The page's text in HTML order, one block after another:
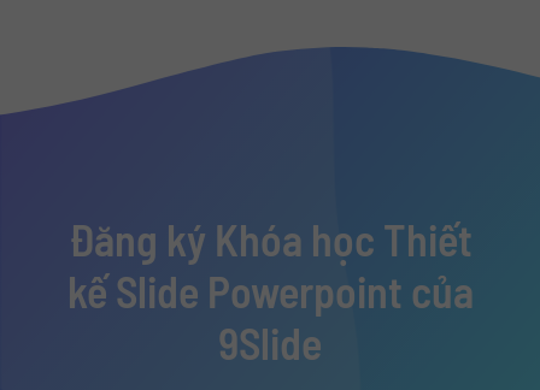
Đăng ký Khóa học Thiết
kế Slide Powerpoint của
9Slide